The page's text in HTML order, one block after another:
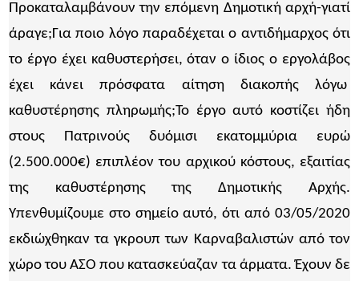
Προκαταλαμβάνουν την επόμενη Δημοτική αρχή-γιατί
άραγε;Για ποιο λόγο παραδέχεται ο αντιδήμαρχος ότι
το έργο έχει καθυστερήσει, όταν ο ίδιος ο εργολάβος
έχει κάνει πρόσφατα αίτηση διακοπής λόγω
καθυστέρησης πληρωμής;Το έργο αυτό κοστίζει ήδη
στους Πατρινούς δυόμισι εκατομμύρια ευρώ
(2.500.000€) επιπλέον του αρχικού κόστους, εξαιτίας
της καθυστέρησης της Δημοτικής Αρχής.
Υπενθυμίζουμε στο σημείο αυτό, ότι από 03/05/2020
εκδιώχθηκαν τα γκρουπ των Καρναβαλιστών από τον
χώρο του ΑΣΟ που κατασκεύαζαν τα άρματα. Έχουν δε